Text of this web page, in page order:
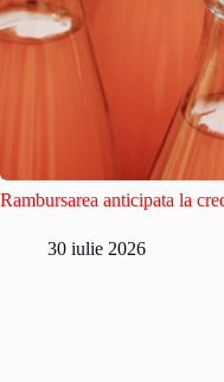
Rambursarea anticipata la
30 iulie 2026